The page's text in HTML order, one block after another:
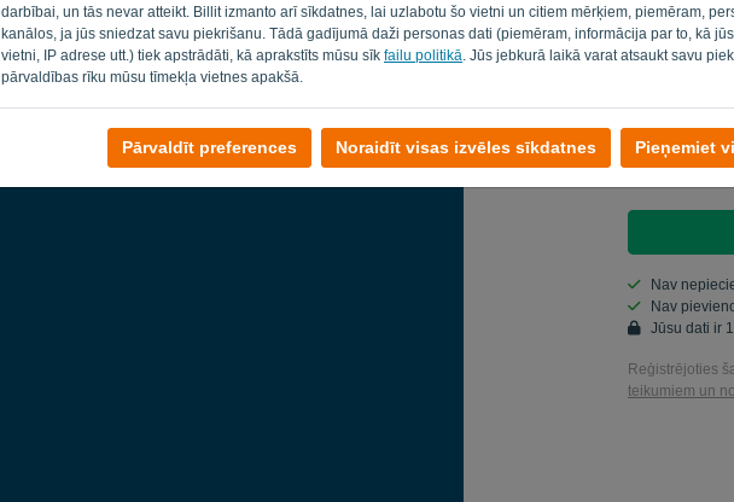
darbībai, un tās nevar atteikt. Billit izmanto arī sīkdatnes, lai uzlabotu šo vietni un citiem mērķiem, piemēram,
kanālos, ja jūs sniedzat savu piekrišanu. Tādā gadījumā daži personas dati (piemēram, informācija par to, kā
vietni, IP adrese utt.) tiek apstrādāti, kā aprakstīts mūsu sīk failu politikā . Jūs jebkurā laikā varat atsaukt savu
pārvaldības rīku mūsu tīmekļa vietnes apakšā.
Pārvaldīt preferences Noraidīt visas izvēles sīkdatnes Pieņemiet
Vai jūs neesat
Jā, jums
Jā, jūs
Nav
Nav
Jūsu dati ir
Reģistrējoties
teikumiem un